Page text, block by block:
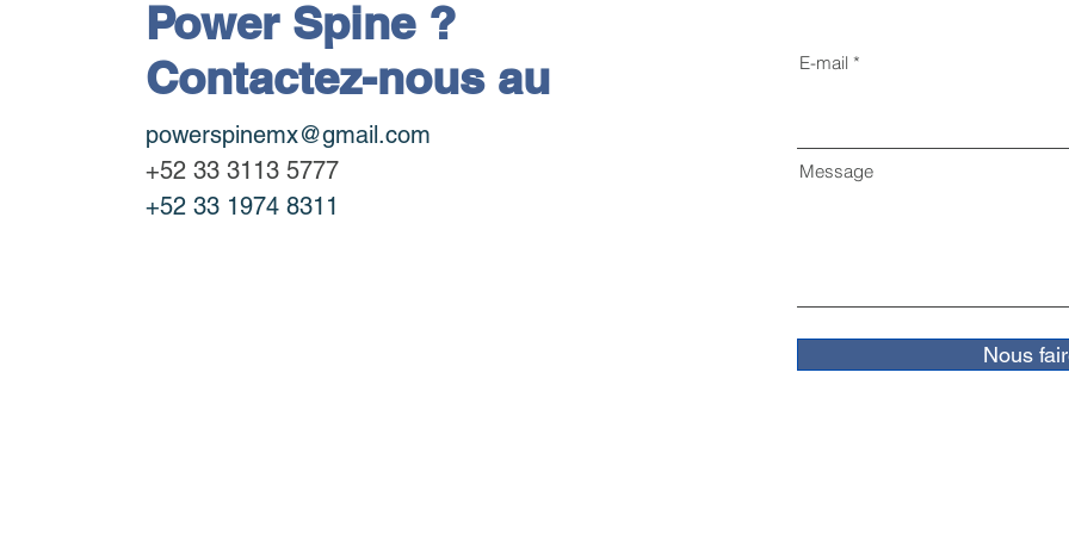
Power Spine ?
Contactez-nous au
powerspinemx@gmail.com
+52 33 3113 5777
+52 33 1974 8311
E-mail
Message
Nous